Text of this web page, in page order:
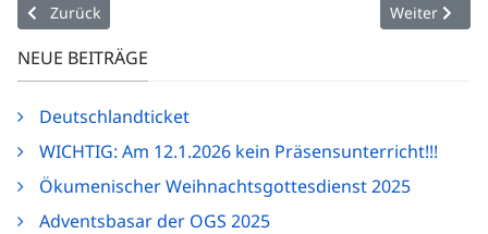
Vorheriger Beitrag: Wir für unsere Stadt 2014
Zurück Nächster
Weiter
NEUE BEITRÄGE
Deutschlandticket
WICHTIG: Am 12.1.2026 kein Präsensunterricht!!!
Ökumenischer Weihnachtsgottesdienst 2025
Adventsbasar der OGS 2025